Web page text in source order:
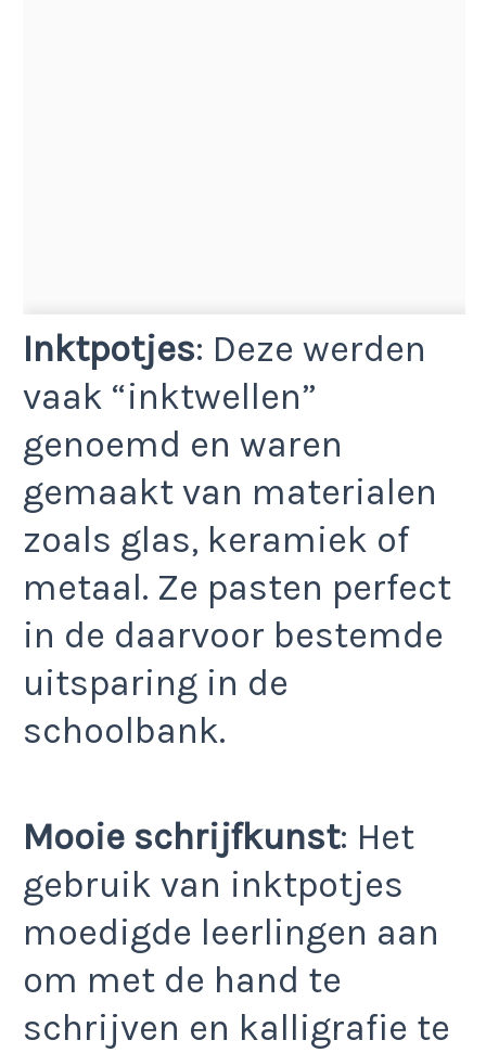
Inktpotjes: Deze werden
vaak “inktwellen”
genoemd en waren
gemaakt van materialen
zoals glas, keramiek of
metaal. Ze pasten perfect
in de daarvoor bestemde
uitsparing in de
schoolbank.
Mooie schrijfkunst: Het
gebruik van inktpotjes
moedigde leerlingen aan
om met de hand te
schrijven en kalligrafie te